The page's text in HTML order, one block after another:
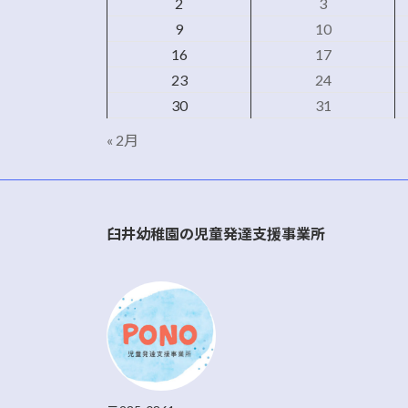
9
10
16
17
23
24
30
31
« 2月
臼井幼稚園の児童発達支援事業所